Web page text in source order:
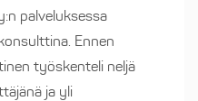
palveluksessa
Ennen
työskenteli neljä
ja yli